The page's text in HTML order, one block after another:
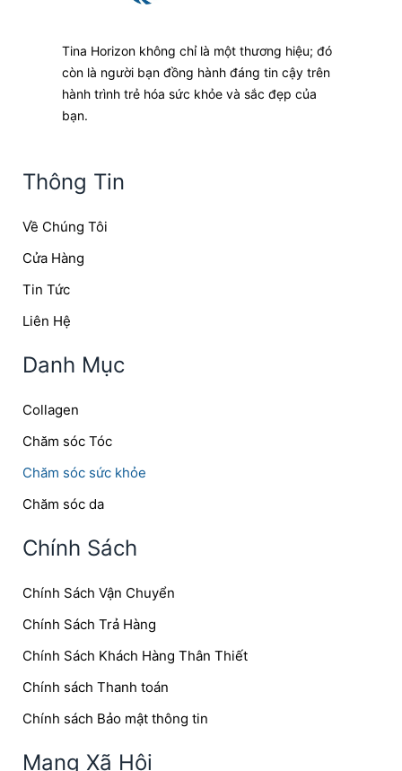
Tina Horizon không chỉ là một thương hiệu; đó
còn là người bạn đồng hành đáng tin cậy trên
hành trình trẻ hóa sức khỏe và sắc đẹp của
bạn.
Thông Tin
Về Chúng Tôi
Cửa Hàng
Tin Tức
Liên Hệ
Danh Mục
Collagen
Chăm sóc Tóc
Chăm sóc sức khỏe
Chăm sóc da
Chính Sách
Chính Sách Vận Chuyển
Chính Sách Trả Hàng
Chính Sách Khách Hàng Thân Thiết
Chính sách Thanh toán
Chính sách Bảo mật thông tin
Mạng Xã Hội